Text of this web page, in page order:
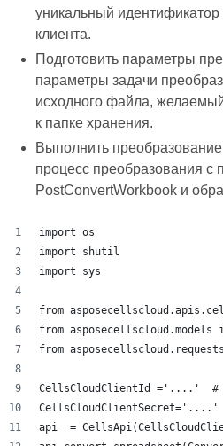
уникальный идентификатор
клиента.
Подготовить параметры
параметры задачи
исходного файла,
к папке хранения.
Выполнить
процесс преобразования
PostConvertWorkbook и
import os
import shutil
import sys
from
from asposecellscloud.models
from
CellsCloudClientId ='....'  #
CellsCloudClientSecret='....'
api  =